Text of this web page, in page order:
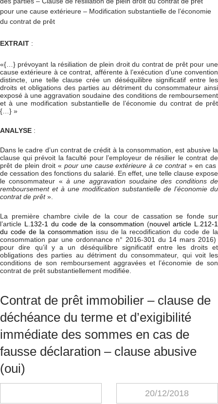
pour une cause extérieure – Modification substantielle de l’économie
du contrat de prêt
EXTRAIT :
«{…} prévoyant la résiliation de plein droit du contrat de prêt pour une
cause extérieure à ce contrat, afférente à l’exécution d’une convention
distincte, une telle clause crée un déséquilibre significatif entre les
droits et obligations des parties au détriment du consommateur ainsi
exposé à une aggravation soudaine des conditions de remboursement
et à une modification substantielle de l’économie du contrat de prêt
{…} »
ANALYSE :
Dans le cadre d’un contrat de crédit à la consommation, est abusive la
clause qui prévoit la faculté pour l’employeur de résilier le contrat de
prêt de plein droit « pour une cause extérieure à ce contrat» en cas
de cessation des fonctions du salarié. En effet, une telle clause expose
le consommateur « à une aggravation soudaine des conditions de
remboursement et à une modification substantielle de l’économie du
contrat de prêt».
La première chambre civile de la cour de cassation se fonde sur
l’article L.132-1 du code de la consommation (nouvel article L.212-1
du code de la consommation issu de la recodification du code de la
consommation par une ordonnance n° 2016-301 du 14 mars 2016)
pour dire qu’il y a un déséquilibre significatif entre les droits et
obligations des parties au détriment du consommateur, qui voit les
conditions de son remboursement aggravées et l’économie de son
contrat de prêt substantiellement modifiée.
Contrat de prêt immobilier – clause de
déchéance du terme et d’exigibilité
immédiate des sommes en cas de
fausse déclaration – clause abusive
(oui)
20/12/2018